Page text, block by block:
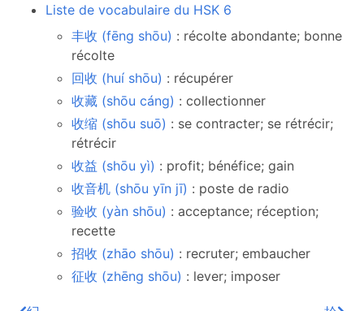
Liste de vocabulaire du HSK 6
丰收 (fēng shōu) : récolte abondante; bonne
récolte
回收 (huí shōu) : récupérer
收藏 (shōu cáng) : collectionner
收缩 (shōu suō) : se contracter; se rétrécir;
rétrécir
收益 (shōu yì) : profit; bénéfice; gain
收音机 (shōu yīn jī) : poste de radio
验收 (yàn shōu) : acceptance; réception;
recette
招收 (zhāo shōu) : recruter; embaucher
征收 (zhēng shōu) : lever; imposer